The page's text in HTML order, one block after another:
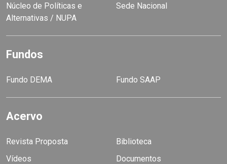
Núcleo de Políticas e
Alternativas / NUPA
Sede Nacional
Fundos
Fundo DEMA Fundo SAAP
Acervo
Revista Proposta
Biblioteca
Vídeos
Documentos